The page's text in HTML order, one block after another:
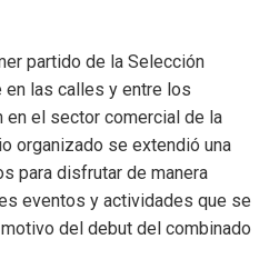
partido de la Selección
las calles y entre los
en el sector comercial de la
organizado se extendió una
para disfrutar de manera
eventos y actividades que se
del debut del combinado